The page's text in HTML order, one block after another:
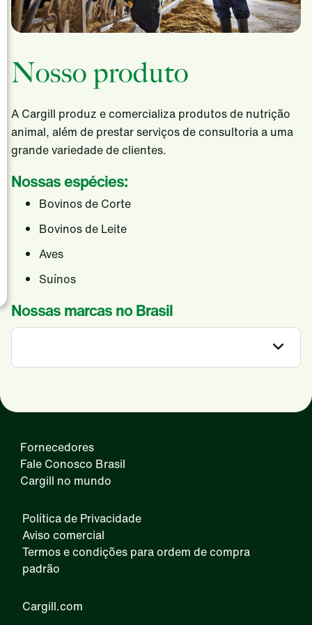
Food Service
Alimentos E Bebidas
Beleza e Cuidados Pessoais
Farmacêutica
Gerenciamento de Risco
Serviços Portuários
Latam Innovation Center
Notícias
Carreiras
Localidades
Cargill no mundo
Fale Conosco Brasil SAF
Nosso produto
A Cargill produz e comercializa produtos de nutrição
animal, além de prestar serviços de consultoria a uma
grande variedade de clientes.
Nossas espécies:
Bovinos de Corte
Bovinos de Leite
Aves
Suínos
Nossas marcas no Brasil
Fornecedores
Fale Conosco Brasil
Cargill no mundo
Política de Privacidade
Aviso comercial
Termos e condições para ordem de compra
padrão
Cargill.com